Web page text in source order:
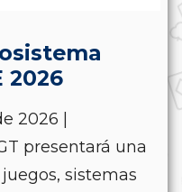
2026
2026 |
presentará una
sistemas